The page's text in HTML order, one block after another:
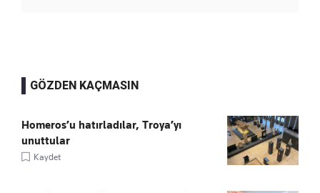
GÖZDEN KAÇMASIN
Homeros’u hatırladılar, Troya’yı
unuttular
Kaydet